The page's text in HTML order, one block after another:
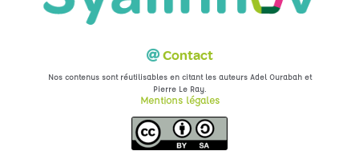
Contact
Nos contenus sont réutilisables en citant les auteurs Adel Ourabah et
Pierre Le Ray.
Mentions légales